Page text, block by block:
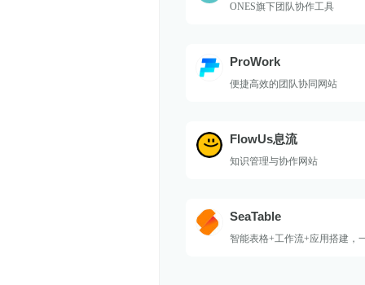
ONES旗下团队协作工具
ProWork
便捷高效的团队协同网站
FlowUs息流
知识管理与协作网站
SeaTable
智能表格+工作流+应用搭建，